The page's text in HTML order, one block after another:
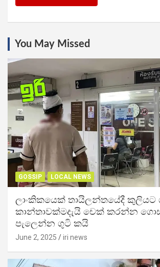
You May Missed
GOSSIP LOCAL NEWS
ලාංකිකයෙක් තායිලන්තයේදී
කාන්තාවක්මදැයි චෙක් කරන්න
පැලෙන්න ගුටි කයි
June 2, 2025 iri news